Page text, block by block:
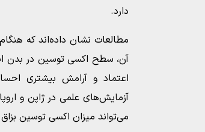
دارد.
مطالعات نشان داده‌اند که
آن، سطح اکسی توسین در بدن
اعتماد و آرامش بیشتری
آزمایش‌های علمی در ژاپن و
می‌تواند میزان اکسی توسین